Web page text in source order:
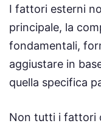
I fattori esterni
principale, la
fondamentali,
aggiustare in
quella specifica
Non tutti i fattori